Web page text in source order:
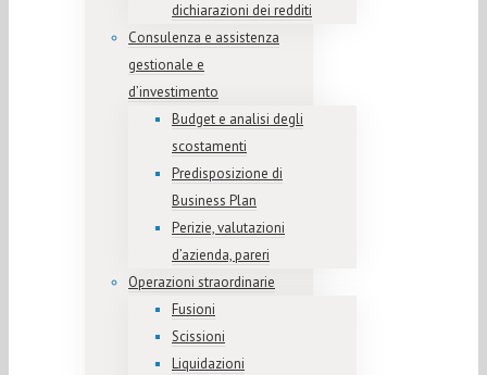
dichiarazioni dei redditi
Consulenza e assistenza
gestionale e
d’investimento
Budget e analisi degli
scostamenti
Predisposizione di
Business Plan
Perizie, valutazioni
d’azienda, pareri
Operazioni straordinarie
Fusioni
Scissioni
Liquidazioni